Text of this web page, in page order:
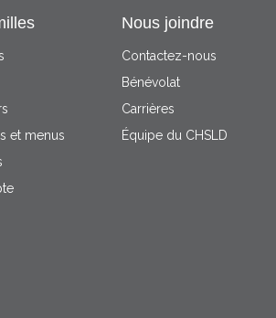
Nous joindre
et menus
Contactez-nous
Bénévolat
Carrières
Équipe du CHSLD